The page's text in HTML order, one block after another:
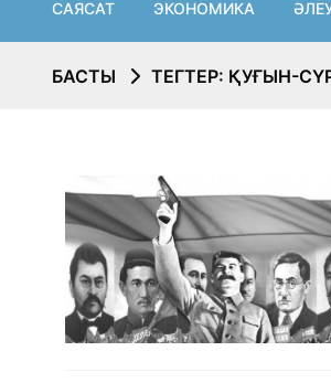
САЯСАТ ЭКОНОМИКА
БАСТЫ ТЕГТЕР: ҚУҒЫН-